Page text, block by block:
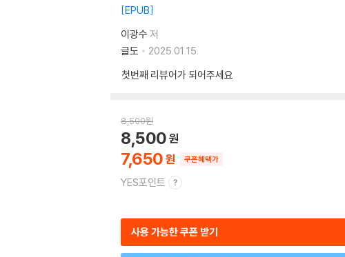
EPUB
이광수 저
글도
2025.01.15.
첫번째 리뷰어가 되어주세요
8,500원
7,650
8,500
쿠폰혜택가
YES포인트
사용 가능한 쿠폰 받기